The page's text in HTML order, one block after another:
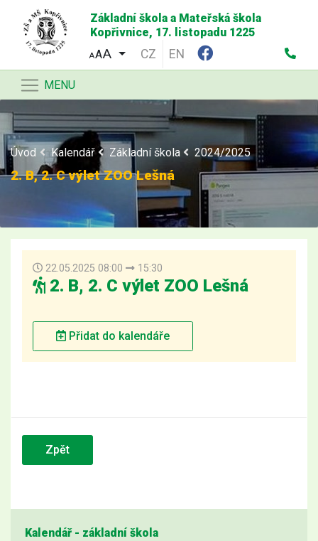
Základní škola a Mateřská škola
Kopřivnice, 17. listopadu 1225
AA CZ EN
MENU
Úvod Kalendář Základní škola 2024/2025
2. B, 2. C výlet ZOO Lešná
Kalendář - základní škola
22.05.2025 08:00 15:30
2. B, 2. C výlet ZOO Lešná
Přidat do kalendáře
Zpět